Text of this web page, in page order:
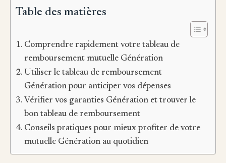
Table des matières
Comprendre rapidement votre tableau de
remboursement mutuelle Génération
Utiliser le tableau de remboursement
Génération pour anticiper vos dépenses
Vérifier vos garanties Génération et trouver le
bon tableau de remboursement
Conseils pratiques pour mieux profiter de votre
mutuelle Génération au quotidien